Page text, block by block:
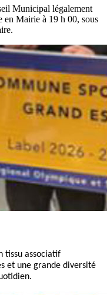
Municipal légalement
en Mairie à 19 h 00, sous
tissu associatif
et une grande diversité